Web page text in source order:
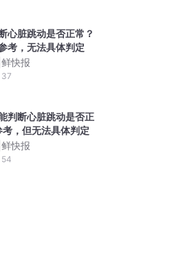
心脏跳动是否正常？
考，无法具体判定
快报
37
判断心脏跳动是否正
，但无法具体判定
快报
54